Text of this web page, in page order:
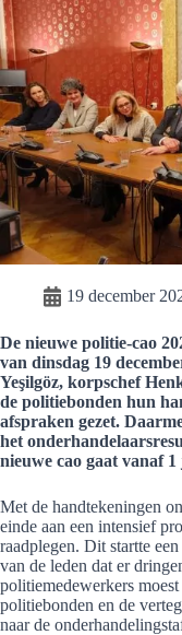
19 december
De nieuwe politie-cao
van dinsdag 19
Yeşilgöz, korpschef
de politiebonden hun
afspraken gezet.
het
nieuwe cao gaat vanaf
Met de handtekeningen
einde aan een intensief
raadplegen. Dit startte
van de leden dat er
politiemedewerkers
politiebonden en de
naar de